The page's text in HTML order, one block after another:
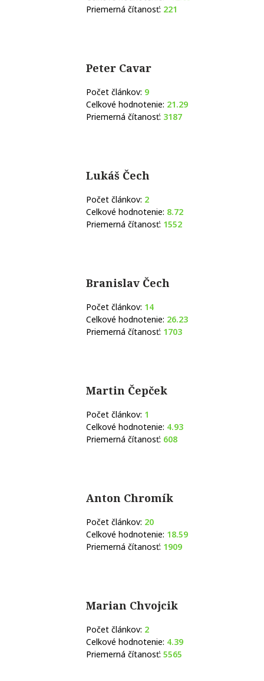
Priemerná čítanosť: 221
Peter Cavar
Počet článkov: 9
Celkové hodnotenie: 21.29
Priemerná čítanosť: 3187
Lukáš Čech
Počet článkov: 2
Celkové hodnotenie: 8.72
Priemerná čítanosť: 1552
Branislav Čech
Počet článkov: 14
Celkové hodnotenie: 26.23
Priemerná čítanosť: 1703
Martin Čepček
Počet článkov: 1
Celkové hodnotenie: 4.93
Priemerná čítanosť: 608
Anton Chromík
Počet článkov: 20
Celkové hodnotenie: 18.59
Priemerná čítanosť: 1909
Marian Chvojcik
Počet článkov: 2
Celkové hodnotenie: 4.39
Priemerná čítanosť: 5565